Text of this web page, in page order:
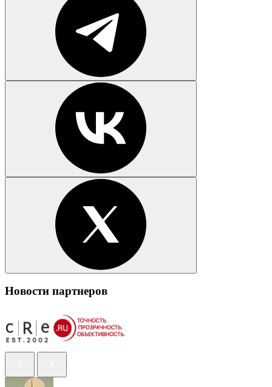
Новости партнеров